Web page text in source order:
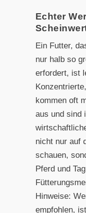
Echter
Ein Futter,
nur halb so
erfordert, ist
kommen oft
aus und sind
nicht nur auf
schauen,
Pferd und
Hinweise:
empfohlen,